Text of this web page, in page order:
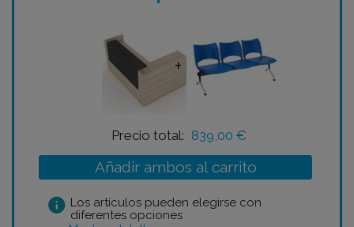
+
Precio total: 839,00 €
Añadir ambos al carrito
info Los artículos pueden elegirse con
diferentes opciones